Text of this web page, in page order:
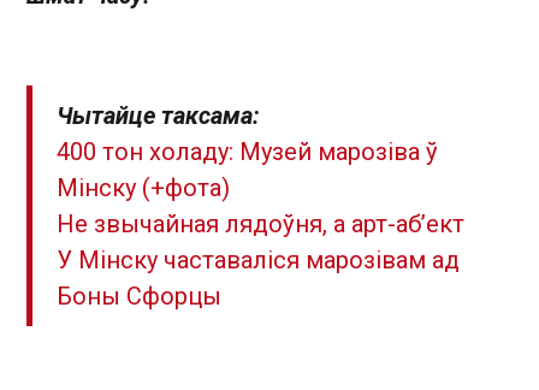
Чытайце таксама:
400 тон холаду: Музей марозіва ў
Мінску (+фота)
Не звычайная лядоўня, а арт-аб’ект
У Мінску частаваліся марозівам ад
Боны Сфорцы